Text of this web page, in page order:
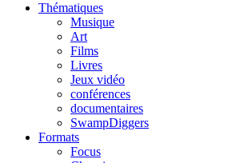
Thématiques
Musique
Art
Films
Livres
Jeux vidéo
conférences
documentaires
SwampDiggers
Formats
Focus